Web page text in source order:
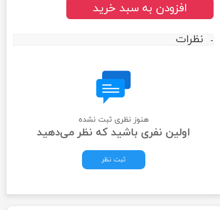
افزودن به سبد خرید
نظرات
هنوز نظری ثبت نشده
اولین نفری باشید که نظر می‌دهید
ثبت نظر